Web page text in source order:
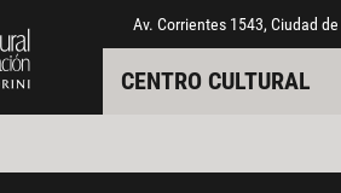
Av. Corrientes 1543, Ciudad
CENTRO CULTURAL